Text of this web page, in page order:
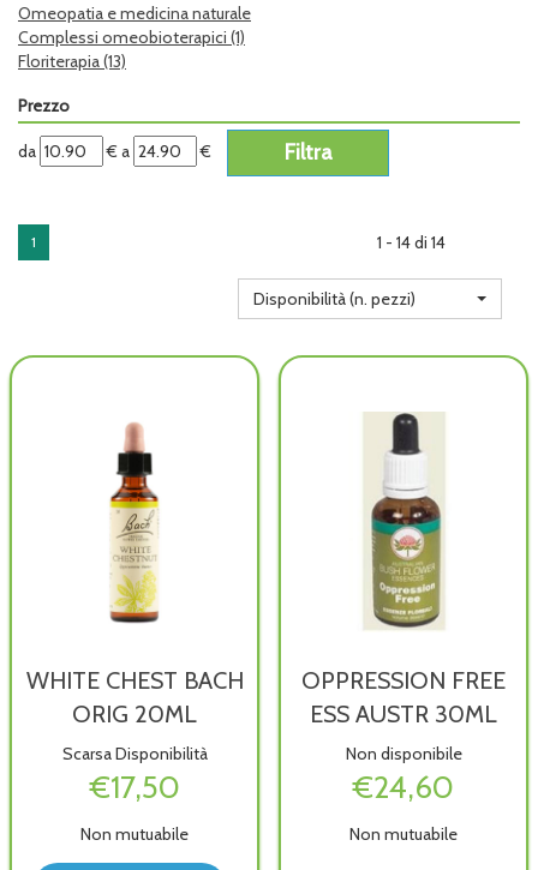
Omeopatia e medicina naturale
Complessi omeobioterapici (1)
Floriterapia(13)
Prezzo
filtra
da
da €
filtra
a
a €
1 1 - 14 di 14
Disponibilità (n. pezzi)
WHITE CHEST BACH
ORIG 20ML
Scarsa Disponibilità
€17,50
Non mutuabile
OPPRESSION FREE
ESS AUSTR 30ML
Non disponibile
€24,60
Non mutuabile